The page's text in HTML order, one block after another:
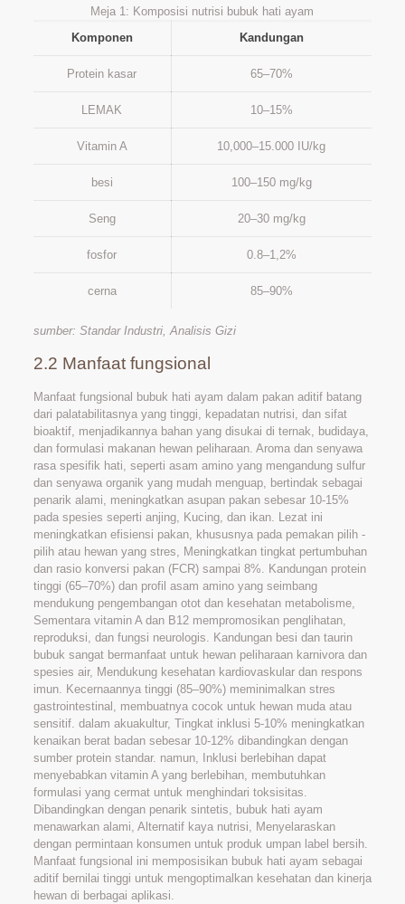
Meja 1: Komposisi nutrisi bubuk hati ayam
Komponen
Kandungan
Protein kasar 65–70%
LEMAK 10–15%
Vitamin A 10,000–15.000 IU/kg
besi 100–150 mg/kg
Seng 20–30 mg/kg
fosfor 0.8–1,2%
cerna 85–90%
sumber: Standar Industri, Analisis Gizi
2.2 Manfaat fungsional
Manfaat fungsional bubuk hati ayam dalam pakan aditif batang
dari palatabilitasnya yang tinggi, kepadatan nutrisi, dan sifat
bioaktif, menjadikannya bahan yang disukai di ternak, budidaya,
dan formulasi makanan hewan peliharaan. Aroma dan senyawa
rasa spesifik hati, seperti asam amino yang mengandung sulfur
dan senyawa organik yang mudah menguap, bertindak sebagai
penarik alami, meningkatkan asupan pakan sebesar 10-15%
pada spesies seperti anjing, Kucing, dan ikan. Lezat ini
meningkatkan efisiensi pakan, khususnya pada pemakan pilih -
pilih atau hewan yang stres, Meningkatkan tingkat pertumbuhan
dan rasio konversi pakan (FCR) sampai 8%. Kandungan protein
tinggi (65–70%) dan profil asam amino yang seimbang
mendukung pengembangan otot dan kesehatan metabolisme,
Sementara vitamin A dan B12 mempromosikan penglihatan,
reproduksi, dan fungsi neurologis. Kandungan besi dan taurin
bubuk sangat bermanfaat untuk hewan peliharaan karnivora dan
spesies air, Mendukung kesehatan kardiovaskular dan respons
imun. Kecernaannya tinggi (85–90%) meminimalkan stres
gastrointestinal, membuatnya cocok untuk hewan muda atau
sensitif. dalam akuakultur, Tingkat inklusi 5-10% meningkatkan
kenaikan berat badan sebesar 10-12% dibandingkan dengan
sumber protein standar. namun, Inklusi berlebihan dapat
menyebabkan vitamin A yang berlebihan, membutuhkan
formulasi yang cermat untuk menghindari toksisitas.
Dibandingkan dengan penarik sintetis, bubuk hati ayam
menawarkan alami, Alternatif kaya nutrisi, Menyelaraskan
dengan permintaan konsumen untuk produk umpan label bersih.
Manfaat fungsional ini memposisikan bubuk hati ayam sebagai
aditif bernilai tinggi untuk mengoptimalkan kesehatan dan kinerja
hewan di berbagai aplikasi.